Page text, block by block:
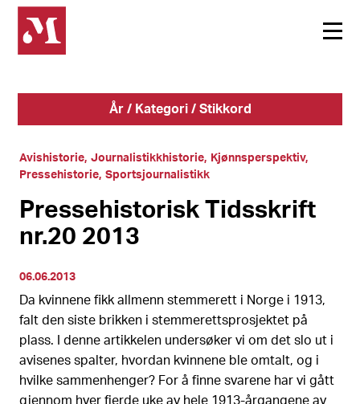
Avishistorie Journalistikkhistorie
Kjønnsperspektiv
Pressehistorie Sportsjournalistikk
Pressehistorisk Tidsskrift
nr.20 2013
06.06.2013
Da kvinnene fikk allmenn stemmerett i Norge i 1913,
falt den siste brikken i stemmerettsprosjektet på
plass. I denne artikkelen undersøker vi om det slo ut i
avisenes spalter, hvordan kvinnene ble omtalt, og i
hvilke sammenhenger? For å finne svarene har vi gått
gjennom hver fjerde uke av hele 1913-årgangene av
År / Kategori / Stikkord